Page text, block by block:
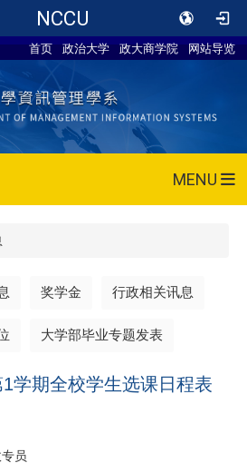
NCCU
首页 政治大学 政大商学院 网站导览
MENU
奖学金 行政相关讯息
大学部毕业专题发表
学期全校学生选课日程表
员